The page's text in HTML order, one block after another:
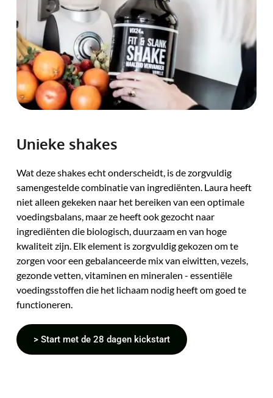
Unieke shakes
Wat deze shakes echt onderscheidt, is de zorgvuldig
samengestelde combinatie van ingrediënten. Laura heeft
niet alleen gekeken naar het bereiken van een optimale
voedingsbalans, maar ze heeft ook gezocht naar
ingrediënten die biologisch, duurzaam en van hoge
kwaliteit zijn. Elk element is zorgvuldig gekozen om te
zorgen voor een gebalanceerde mix van eiwitten, vezels,
gezonde vetten, vitaminen en mineralen - essentiële
voedingsstoffen die het lichaam nodig heeft om goed te
functioneren.
> Start met de 28 dagen kickstart